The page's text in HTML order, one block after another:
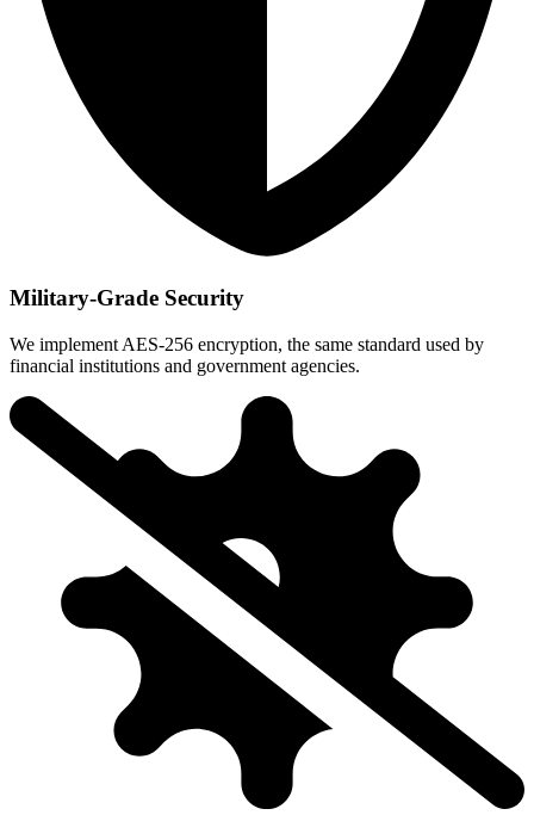
Military-Grade Security
We implement AES-256 encryption, the same standard used by
financial institutions and government agencies.